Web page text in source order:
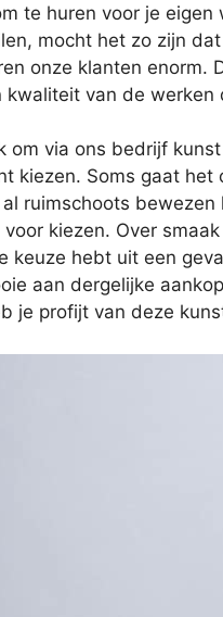
te huren voor je
mocht het zo zijn
onze klanten enorm.
kwaliteit van de werken
om via ons bedrijf
kiezen. Soms gaat
ruimschoots
kiezen. Over
keuze hebt uit een
aan dergelijke
je profijt van deze